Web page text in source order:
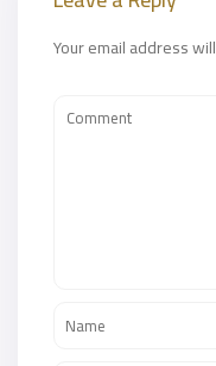
Your email address